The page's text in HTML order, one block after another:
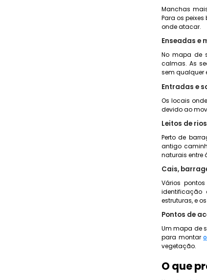
Manchas
Para os
onde atacar.
Enseadas e
No mapa de
calmas. As
sem qualquer
Entradas e
Os locais
devido ao
Leitos de
Perto de
antigo
naturais entre
Cais,
Vários
identificação
estruturas, e
Pontos de
Um mapa de
para montar
vegetação.
O que